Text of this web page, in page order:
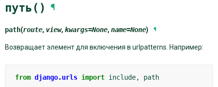
путь() ¶
path(route, view, kwargs=None, name=None) ¶
Возвращает элемент для включения в urlpatterns. Например:
from django.urls import include, path